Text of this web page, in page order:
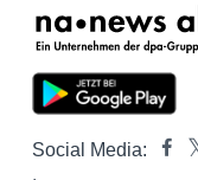
Social Media: